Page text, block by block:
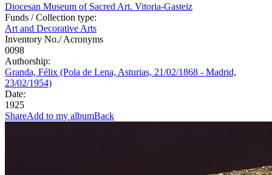
Diocesan Museum of Sacred Art. Vitoria-Gasteiz
Funds / Collection type:
Art and Decorative Arts
Inventory No./ Acronyms
0098
Authorship:
Granda, Félix (Pola de Lena, Asturias, 21/02/1868 - Madrid,
23/02/1954)
Date:
1925
ShareAdd to my albumBack